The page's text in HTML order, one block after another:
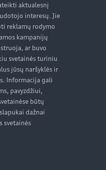
skydelis „Plus“
aktualesnį
interesų. Jie
reklamų rodymo
kampanijų
ar buvo
svetainės turiniu
jūsų naršyklės ir
Informacija gali
pavyzdžiui,
būtų
dažnai
svetainės